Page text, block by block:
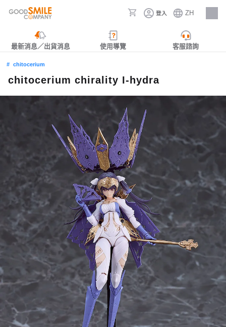
登入 ZH
人才招募
最新消息／出貨消息 使用導覽 客服諮詢
chitocerium
chitocerium chirality I-hydra